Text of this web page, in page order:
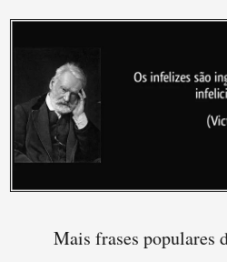
Mais frases populares